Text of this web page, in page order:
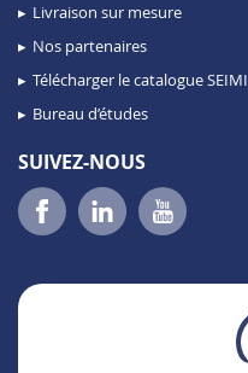
Livraison sur mesure
Nos partenaires
Télécharger le catalogue SEIMI
Bureau d’études
SUIVEZ-NOUS